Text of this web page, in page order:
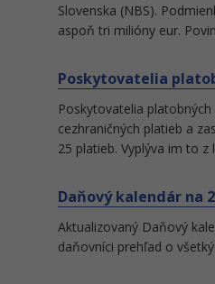
Slovenska (NBS).
aspoň tri milióny eur.
Poskytovatelia
Poskytovatelia
cezhraničných platieb a
25 platieb. Vyplýva im to
Daňový kalendár na
Aktualizovaný Daňový
daňovníci prehľad o